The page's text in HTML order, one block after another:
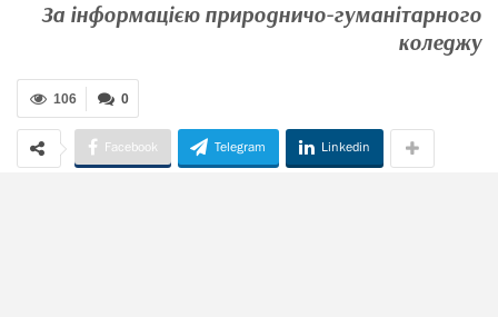
За інформацією природничо-гуманітарного
коледжу
0
106
Facebook Telegram Linkedin